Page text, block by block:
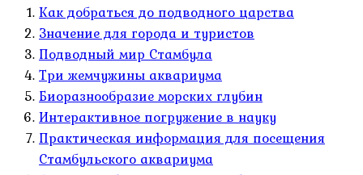
Как добраться до подводного царства
Значение для города и туристов
Подводный мир Стамбула
Три жемчужины аквариума
Биоразнообразие морских глубин
Интерактивное погружение в науку
Практическая информация для посещения
Стамбульского аквариума